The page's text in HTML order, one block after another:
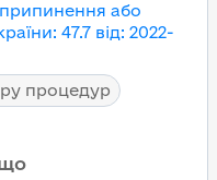
або
: 47.7 від: 2022-
процедур